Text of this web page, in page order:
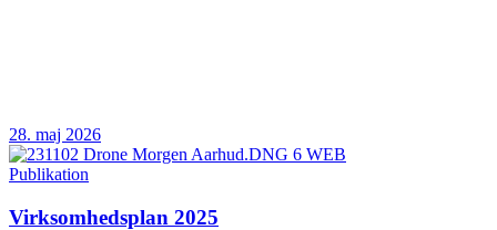
28. maj 2026
Publikation
Virksomhedsplan 2025